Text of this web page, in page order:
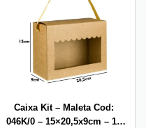
Caixa Kit – Maleta Cod:
046K/0 – 15×20,5x9cm – 10